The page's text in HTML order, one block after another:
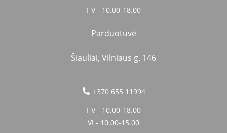
I-V - 10.00-18.00
Parduotuvė
Šiauliai, Vilniaus g. 146
+370 655 11994
I-V - 10.00-18.00
VI - 10.00-15.00